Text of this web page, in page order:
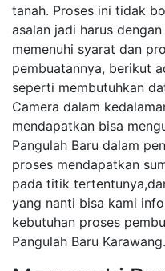
tanah. Proses ini tidak
asalan jadi harus
memenuhi syarat dan
pembuatannya, berikut
seperti membutuhkan
Camera dalam
mendapatkan bisa
Pangulah Baru dalam
proses mendapatkan
pada titik
yang nanti bisa kami
kebutuhan proses
Pangulah Baru Karawang.